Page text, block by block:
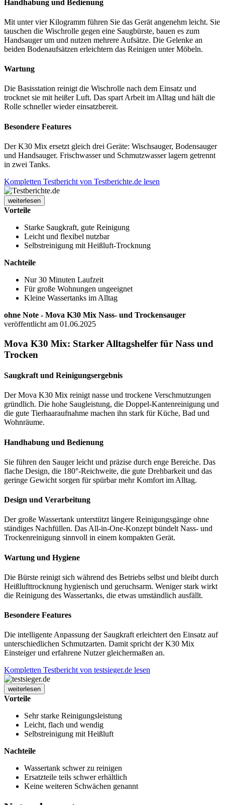
Handhabung und Bedienung
Mit unter vier Kilogramm führen Sie das Gerät angenehm leicht. Sie
tauschen die Wischrolle gegen eine Saugbürste, bauen es zum
Handsauger um und nutzen mehrere Aufsätze. Die Gelenke an
beiden Bodenaufsätzen erleichtern das Reinigen unter Möbeln.
Wartung
Die Basisstation reinigt die Wischrolle nach dem Einsatz und
trocknet sie mit heißer Luft. Das spart Arbeit im Alltag und hält die
Rolle schneller wieder einsatzbereit.
Besondere Features
Der K30 Mix ersetzt gleich drei Geräte: Wischsauger, Bodensauger
und Handsauger. Frischwasser und Schmutzwasser lagern getrennt
in zwei Tanks.
Kompletten Testbericht von Testberichte.de lesen
weiterlesen
Vorteile
Starke Saugkraft, gute Reinigung
Leicht und flexibel nutzbar
Selbstreinigung mit Heißluft-Trocknung
Nachteile
Nur 30 Minuten Laufzeit
Für große Wohnungen ungeeignet
Kleine Wassertanks im Alltag
ohne Note - Mova K30 Mix Nass- und Trockensauger
veröffentlicht am 01.06.2025
Mova K30 Mix: Starker Alltagshelfer für Nass und
Trocken
Saugkraft und Reinigungsergebnis
Der Mova K30 Mix reinigt nasse und trockene Verschmutzungen
gründlich. Die hohe Saugleistung, die Doppel-Kantenreinigung und
die gute Tierhaaraufnahme machen ihn stark für Küche, Bad und
Wohnräume.
Handhabung und Bedienung
Sie führen den Sauger leicht und präzise durch enge Bereiche. Das
flache Design, die 180°-Reichweite, die gute Drehbarkeit und das
geringe Gewicht sorgen für spürbar mehr Komfort im Alltag.
Design und Verarbeitung
Der große Wassertank unterstützt längere Reinigungsgänge ohne
ständiges Nachfüllen. Das All-in-One-Konzept bündelt Nass- und
Trockenreinigung sinnvoll in einem kompakten Gerät.
Wartung und Hygiene
Die Bürste reinigt sich während des Betriebs selbst und bleibt durch
Heißlufttrocknung hygienisch und geruchsarm. Weniger stark wirkt
die Reinigung des Wassertanks, die etwas umständlich ausfällt.
Besondere Features
Die intelligente Anpassung der Saugkraft erleichtert den Einsatz auf
unterschiedlichen Schmutzarten. Damit spricht der K30 Mix
Einsteiger und erfahrene Nutzer gleichermaßen an.
Kompletten Testbericht von testsieger.de lesen
weiterlesen
Vorteile
Sehr starke Reinigungsleistung
Leicht, flach und wendig
Selbstreinigung mit Heißluft
Nachteile
Wassertank schwer zu reinigen
Ersatzteile teils schwer erhältlich
Keine weiteren Schwächen genannt